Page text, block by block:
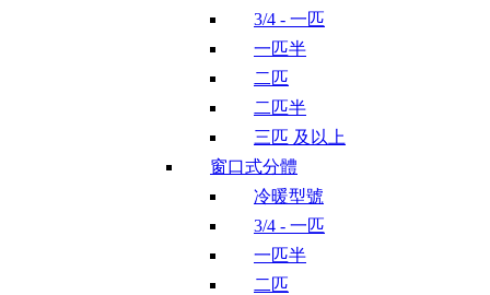
3/4 - 一匹
一匹半
二匹
二匹半
三匹 及以上
窗口式分體
冷暖型號
3/4 - 一匹
一匹半
二匹